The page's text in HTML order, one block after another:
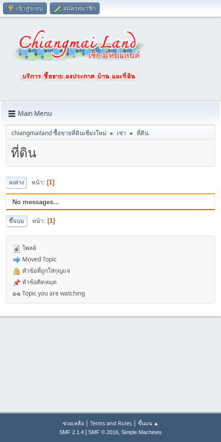
เข้าสู่ระบบ สมัครสมาชิก
Main Menu
chiangmailand ซื้อขายที่ดินเชียงใหม่ ► เช่า ► ที่ดิน
ที่ดิน
ลงล่าง หน้า 1
No messages...
ขึ้นบน หน้า 1
โพลล์
Moved Topic
หัวข้อที่ถูกใส่กุญแจ
หัวข้อติดหมุด
Topic you are watching
ช่วยเหลือ| Terms and Rules| ขึ้นบน ▲
SMF 2.1.4 SMF © 2016, Simple Machines